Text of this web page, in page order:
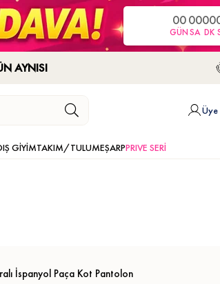
00
GÜN
00
SA
00
DK
AYNISI
GİYİMTAKIM/TULUMEŞARPPRIVE SERİ
İspanyol Paça Kot Pantolon